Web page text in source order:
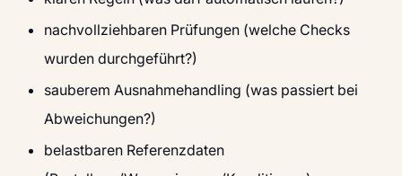
nachvollziehbaren Prüfungen (welche Checks
wurden durchgeführt?)
sauberem Ausnahmehandling (was passiert bei
Abweichungen?)
belastbaren Referenzdaten